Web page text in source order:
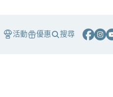
活動 優惠 搜尋